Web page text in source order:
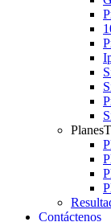
Contáctenos